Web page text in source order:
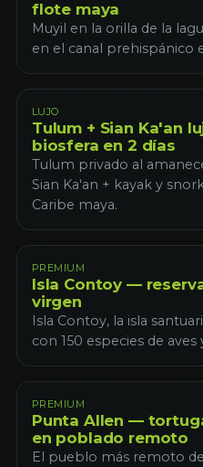
flote maya
Muyil en la orilla de la
en el canal prehispánico
LUJO
Tulum + Sian Ka'an
biosfera en 2 días
Tulum privado al
Sian Ka'an + kayak y
Caribe maya.
PREMIUM
Isla Contoy —
virgen
Isla Contoy, la isla
con 150 especies de
PREMIUM
Punta Allen —
en poblado remoto
El pueblo más remoto